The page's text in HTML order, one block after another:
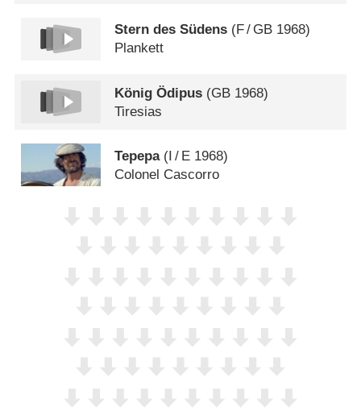
Stern des Südens (F/ GB 1968)
Plankett
König Ödipus (GB 1968)
Tiresias
Tepepa(I / E 1968)
Colonel Cascorro